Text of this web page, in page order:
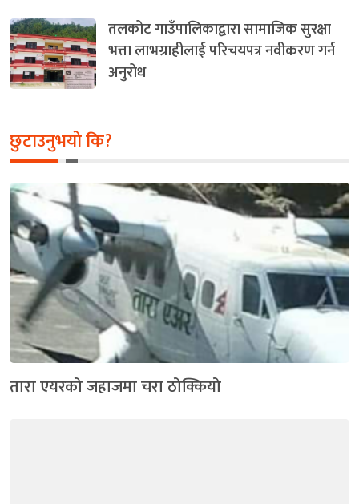
तलकोट गाउँपालिकाद्वारा सामाजिक सुरक्षा
भत्ता लाभग्राहीलाई परिचयपत्र नवीकरण गर्न
अनुरोध
छुटाउनुभयो कि?
तारा एयरको जहाजमा चरा ठोक्कियो